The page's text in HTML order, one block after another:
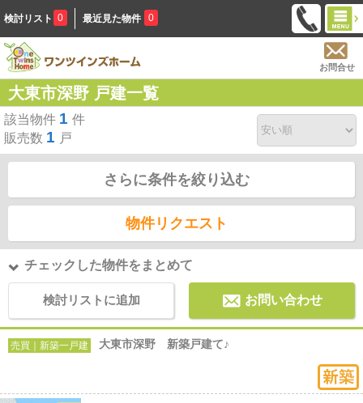
検討リスト 0 最近見た物件 0
お問合せ
大東市深野 戸建一覧
該当物件 1 件
販売数 1 戸
さらに条件を絞り込む
物件リクエスト
チェックした物件をまとめて
検討リストに追加 お問い合わせ
売買｜新築一戸建 大東市深野 新築戸建て♪